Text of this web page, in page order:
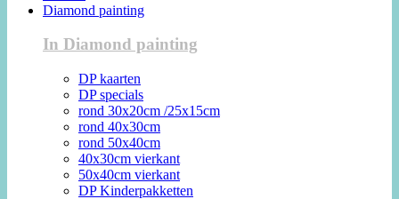
Diamond painting
In Diamond painting
DP kaarten
DP specials
rond 30x20cm /25x15cm
rond 40x30cm
rond 50x40cm
40x30cm vierkant
50x40cm vierkant
DP Kinderpakketten